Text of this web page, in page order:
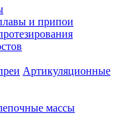
и припои
Артикуляционные
массы